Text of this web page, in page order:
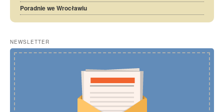
Poradnie we Wrocławiu
NEWSLETTER